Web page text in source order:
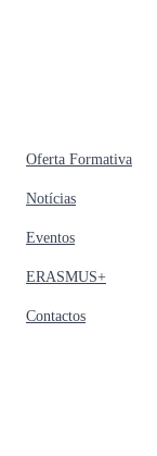
Oferta Formativa
Notícias
Eventos
ERASMUS+
Contactos